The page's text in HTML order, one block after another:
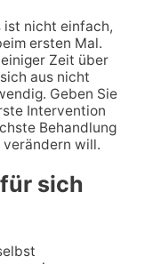
ist nicht einfach,
ersten Mal.
Zeit über
aus nicht
Geben Sie
Intervention
Behandlung
verändern will.
sich